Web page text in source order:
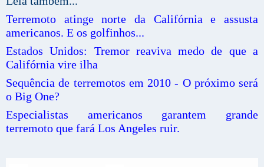
Terremoto atinge norte da Califórnia e assusta
americanos. E os golfinhos...
Estados Unidos: Tremor reaviva medo de que a
Califórnia vire ilha
Sequência de terremotos em 2010 - O próximo será
o Big One?
Especialistas americanos garantem grande
terremoto que fará Los Angeles ruir.